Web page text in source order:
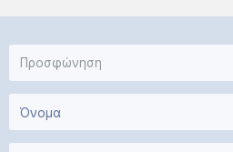
Προσφώνηση